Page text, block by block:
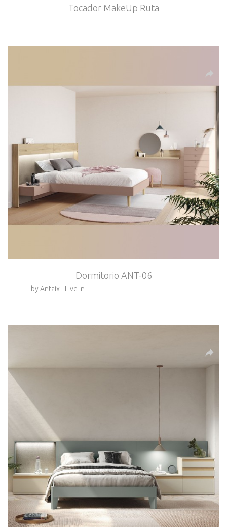
Tocador MakeUp Ruta
Dormitorio ANT-06
by Antaix - Live In